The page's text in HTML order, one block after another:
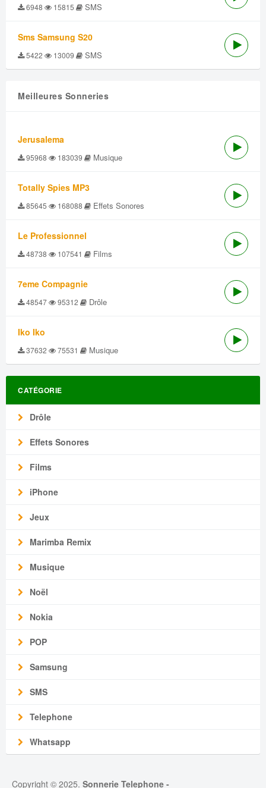
6948 15815 SMS
Sms Samsung S20
5422 13009 SMS
Meilleures Sonneries
Jerusalema
95968 183039 Musique
Totally Spies MP3
85645 168088 Effets Sonores
Le Professionnel
48738 107541 Films
7eme Compagnie
48547 95312 Drôle
Iko Iko
37632 75531 Musique
CATÉGORIE
Drôle
Effets Sonores
Films
iPhone
Jeux
Marimba Remix
Musique
Noël
Nokia
POP
Samsung
SMS
Telephone
Whatsapp
Copyright © 2025. Sonnerie Telephone -